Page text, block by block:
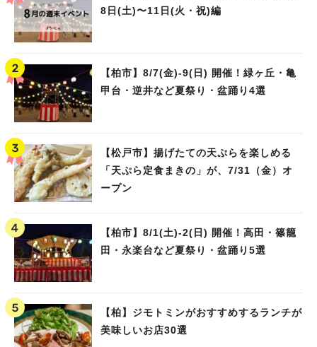
8日(土)〜11日(火・祝)編
【柏市】8/7(金)‐9(日) 開催！緑ヶ丘・亀
甲台・逆井など夏祭り・盆踊り4選
【松戸市】揚げたての天ぷらを楽しめる
「天ぷら定食まきの」が、7/31（金）オ
ープン
【柏市】8/1(土)‐2(日) 開催！高田・篠籠
田・永楽台など夏祭り・盆踊り5選
【柏】ジモトミンがおすすめするランチが
美味しいお店30選